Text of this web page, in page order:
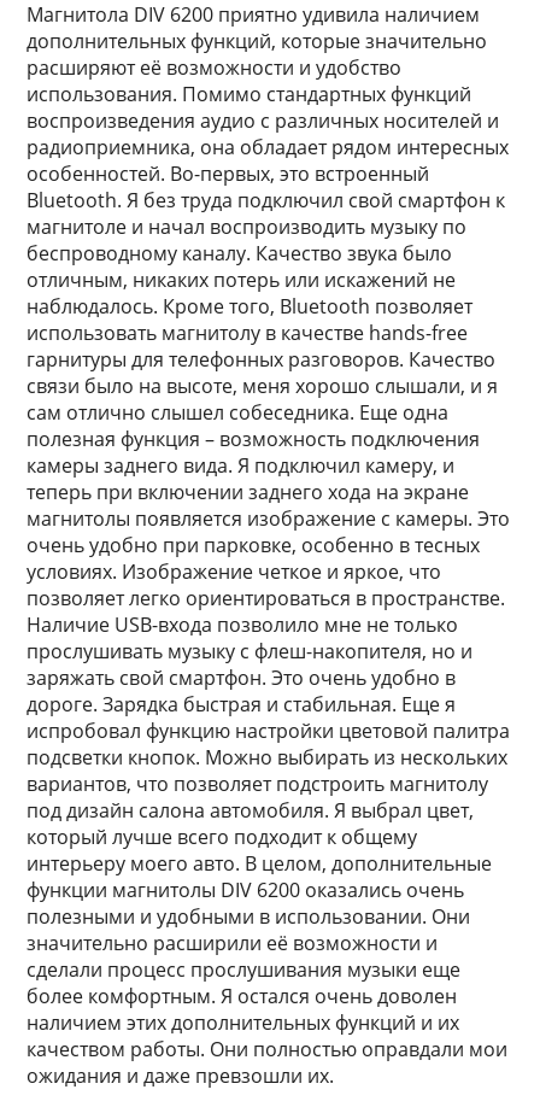
Магнитола DIV 6200 приятно удивила наличием
дополнительных функций, которые значительно
расширяют её возможности и удобство
использования. Помимо стандартных функций
воспроизведения аудио с различных носителей и
радиоприемника, она обладает рядом интересных
особенностей. Во-первых, это встроенный
Bluetooth. Я без труда подключил свой смартфон к
магнитоле и начал воспроизводить музыку по
беспроводному каналу. Качество звука было
отличным, никаких потерь или искажений не
наблюдалось. Кроме того, Bluetooth позволяет
использовать магнитолу в качестве hands-free
гарнитуры для телефонных разговоров. Качество
связи было на высоте, меня хорошо слышали, и я
сам отлично слышел собеседника. Еще одна
полезная функция – возможность подключения
камеры заднего вида. Я подключил камеру, и
теперь при включении заднего хода на экране
магнитолы появляется изображение с камеры. Это
очень удобно при парковке, особенно в тесных
условиях. Изображение четкое и яркое, что
позволяет легко ориентироваться в пространстве.
Наличие USB-входа позволило мне не только
прослушивать музыку с флеш-накопителя, но и
заряжать свой смартфон. Это очень удобно в
дороге. Зарядка быстрая и стабильная. Еще я
испробовал функцию настройки цветовой палитра
подсветки кнопок. Можно выбирать из нескольких
вариантов, что позволяет подстроить магнитолу
под дизайн салона автомобиля. Я выбрал цвет,
который лучше всего подходит к общему
интерьеру моего авто. В целом, дополнительные
функции магнитолы DIV 6200 оказались очень
полезными и удобными в использовании. Они
значительно расширили её возможности и
сделали процесс прослушивания музыки еще
более комфортным. Я остался очень доволен
наличием этих дополнительных функций и их
качеством работы. Они полностью оправдали мои
ожидания и даже превзошли их.